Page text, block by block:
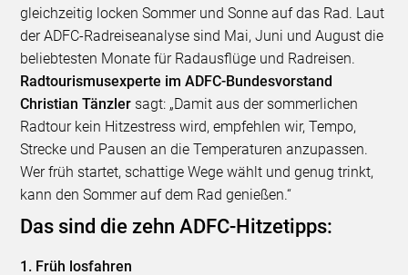
gleichzeitig locken Sommer und Sonne auf das Rad. Laut
der ADFC-Radreiseanalyse sind Mai, Juni und August die
beliebtesten Monate für Radausflüge und Radreisen.
Radtourismusexperte im ADFC-Bundesvorstand
Christian Tänzler sagt: „Damit aus der sommerlichen
Radtour kein Hitzestress wird, empfehlen wir, Tempo,
Strecke und Pausen an die Temperaturen anzupassen.
Wer früh startet, schattige Wege wählt und genug trinkt,
kann den Sommer auf dem Rad genießen.“
Das sind die zehn ADFC-Hitzetipps:
1. Früh losfahren